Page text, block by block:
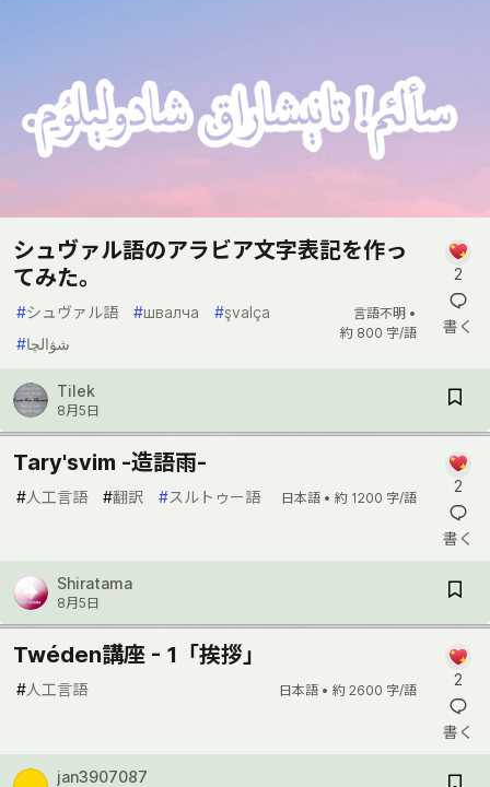
シュヴァル語のアラビア文字表記を作っ
てみた。
#シュヴァル語 #швалча #şvalça
#شۋالچا
言語不明 •
約 800 字/語
2
書く
Tilek
8月5日
Tary'svim -造語雨-
#人工言語 #翻訳 #スルトゥー語 日本語 • 約 1200 字/語
2
書く
Shiratama
8月5日
Twéden講座 - 1「挨拶」
#人工言語 日本語 • 約 2600 字/語
2
書く
jan3907087